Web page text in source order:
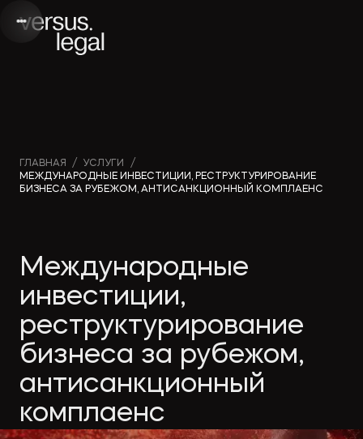
Интеллектуальная
собственность
и проектирование
Банкротство
Экологическое
право
Вебинары и
видео
компании
Публикации
в СМИ
Полезные
материалы
ГЛАВНАЯ / УСЛУГИ
/
МЕЖДУНАРОДНЫЕ ИНВЕСТИЦИИ, РЕСТРУКТУРИРОВАНИЕ
БИЗНЕСА ЗА РУБЕЖОМ, АНТИСАНКЦИОННЫЙ КОМПЛАЕНС
Международные
инвестиции,
реструктурирование
бизнеса за рубежом,
антисанкционный
комплаенс